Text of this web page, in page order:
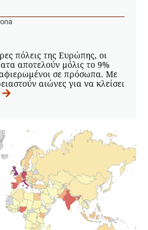
πόλεις της Ευρώπης, οι
αποτελούν μόλις το 9%
σε πρόσωπα. Με
αιώνες για να κλείσει